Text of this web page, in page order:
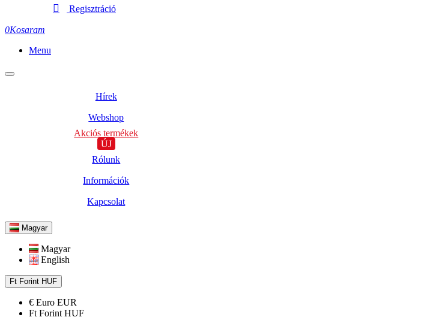
Regisztráció
0Kosaram
Menu
Hírek
Webshop
Akciós termékek
ÚJ
Rólunk
Információk
Kapcsolat
Magyar
Magyar
English
Ft Forint HUF
€ Euro EUR
Ft Forint HUF